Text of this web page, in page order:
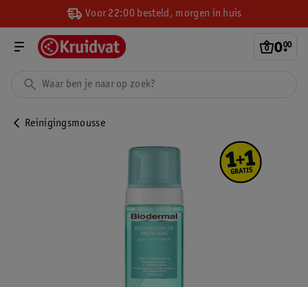
Voor 22:00 besteld, morgen in huis
0.
00
Reinigingsmousse